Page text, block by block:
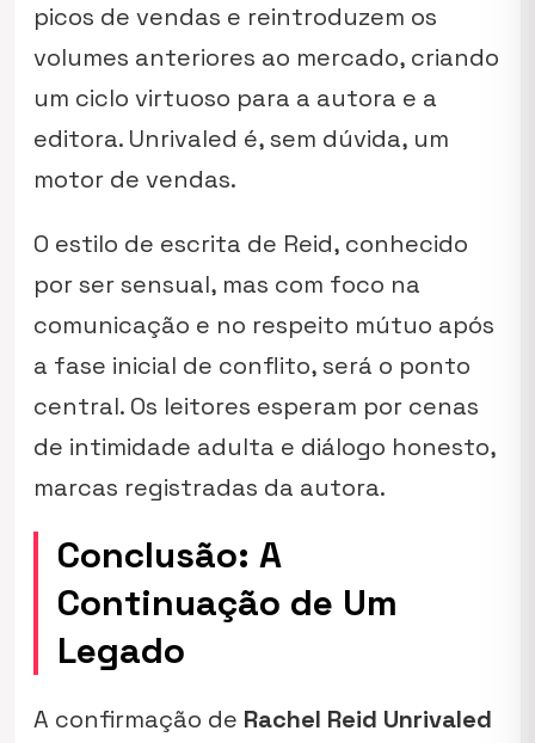
picos de vendas e reintroduzem os
volumes anteriores ao mercado, criando
um ciclo virtuoso para a autora e a
editora. Unrivaled é, sem dúvida, um
motor de vendas.
O estilo de escrita de Reid, conhecido
por ser sensual, mas com foco na
comunicação e no respeito mútuo após
a fase inicial de conflito, será o ponto
central. Os leitores esperam por cenas
de intimidade adulta e diálogo honesto,
marcas registradas da autora.
Conclusão: A
Continuação de Um
Legado
A confirmação de Rachel Reid Unrivaled